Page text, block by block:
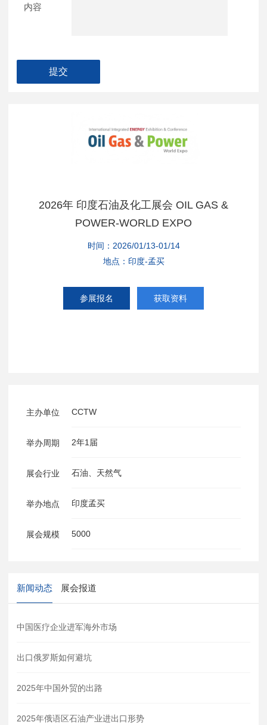
内容
提交
2026年 印度石油及化工展会 OIL GAS &
POWER-WORLD EXPO
时间：2026/01/13-01/14
地点：印度-孟买
参展报名 获取资料
主办单位 CCTW
举办周期 2年1届
展会行业 石油、天然气
举办地点 印度孟买
展会规模 5000
新闻动态 展会报道
中国医疗企业进军海外市场
出口俄罗斯如何避坑
2025年中国外贸的出路
2025年俄语区石油产业进出口形势